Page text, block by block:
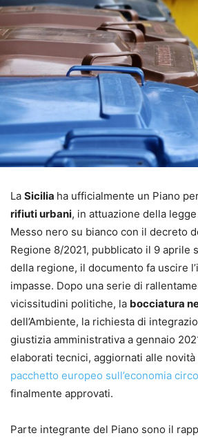
La Sicilia ha ufficialmente un Piano
rifiuti urbani, in attuazione della
Messo nero su bianco con il decreto
Regione 8/2021, pubblicato il 9 aprile
della regione, il documento fa uscire
impasse. Dopo una serie di
vicissitudini politiche, la bocciatura
dell’Ambiente, la richiesta di
giustizia amministrativa a gennaio
elaborati tecnici, aggiornati alle
pacchetto europeo sull’economia
finalmente approvati.
Parte integrante del Piano sono il